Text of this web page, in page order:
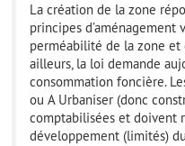
La création de la zone
principes
perméabilité de la zone et
ailleurs, la loi demande
consommation foncière.
ou A Urbaniser (donc
comptabilisées et doivent
développement (limités)